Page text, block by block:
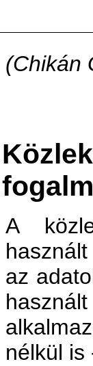
(Chikán
A
az
nélkül is